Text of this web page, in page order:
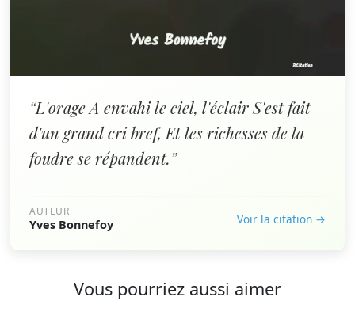
“L'orage A envahi le ciel, l'éclair S'est fait
d'un grand cri bref, Et les richesses de la
foudre se répandent.”
AUTEUR
Yves Bonnefoy Voir la citation →
Vous pourriez aussi aimer